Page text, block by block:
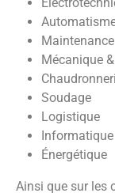
Maintenance
Mécanique
Soudage
Logistique
Informatique
Énergétique
Ainsi que sur les